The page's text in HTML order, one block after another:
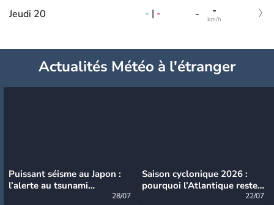
Jeudi 20 - | - - -
km/h
Actualités Météo à l'étranger
Puissant séisme au Japon :
l’alerte au tsunami
28/07
Saison cyclonique 2026 :
pourquoi l’Atlantique reste
22/07